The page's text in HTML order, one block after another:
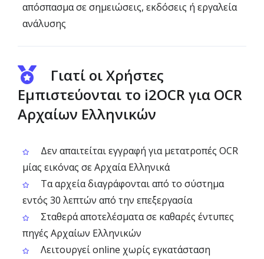
απόσπασμα σε σημειώσεις, εκδόσεις ή εργαλεία
ανάλυσης
Γιατί οι Χρήστες
Εμπιστεύονται το i2OCR για OCR
Αρχαίων Ελληνικών
Δεν απαιτείται εγγραφή για μετατροπές OCR
μίας εικόνας σε Αρχαία Ελληνικά
Τα αρχεία διαγράφονται από το σύστημα
εντός 30 λεπτών από την επεξεργασία
Σταθερά αποτελέσματα σε καθαρές έντυπες
πηγές Αρχαίων Ελληνικών
Λειτουργεί online χωρίς εγκατάσταση